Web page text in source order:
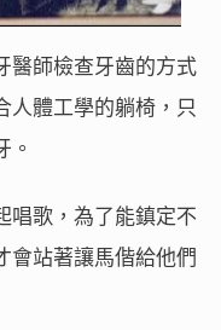
醫師檢查牙齒的方式
人體工學的躺椅，只
。
唱歌，為了能鎮定不
會站著讓馬偕給他們